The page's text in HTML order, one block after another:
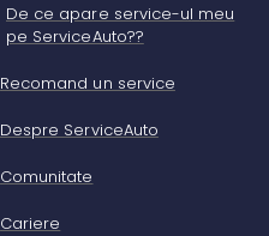
De ce apare service-ul meu
pe ServiceAuto??
Recomand un service
Despre ServiceAuto
Comunitate
Cariere